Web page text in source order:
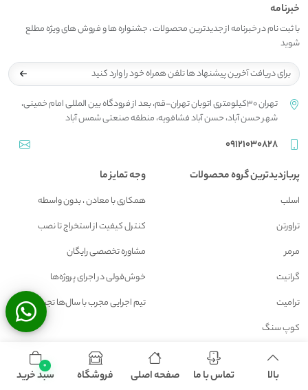
بالا تماس با ما صفحه اصلی فروشگاه
0
سبد خرید
خبرنامه
با ثبت نام در خبرنامه از جدیدترین محصولات ، جشنواره ها و فروش های ویژه مطلع
شوید
تهران 30کیلومتری اتوبان تهران-قم، بعد از فرودگاه بین المللی امام خمینی،
شهر حسن آباد، حسن آباد فشافویه، منطقه صنعتی شمس آباد
09121030828
پربازدیدترین گروه محصولات
اسلب
تراورتن
مرمر
گرانیت
ترامیت
کوپ سنگ
وجه تمایز ما
همکاری با معادن ، بدون واسطه
کنترل کیفیت از استخراج تا نصب
مشاوره تخصصی رایگان
خوش‌قولی در اجرای پروژه‌ها
تیم اجرایی مجرب با سال‌ها تجربه
لینک های سریع
صفحه اصلي